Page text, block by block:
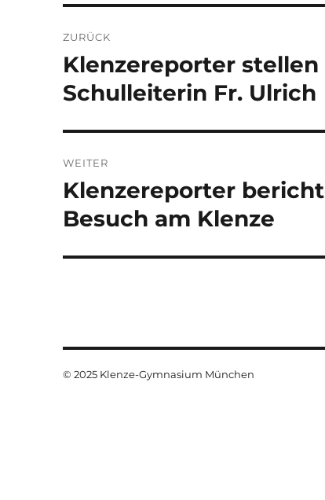
ZURÜCK
Vorheriger
Beitrag:
Klenzereporter
Schulleiterin Fr. Ulrich
WEITER
Nächster
Beitrag:
Klenzereporter
Besuch am Klenze
© 2025 Klenze-Gymnasium München